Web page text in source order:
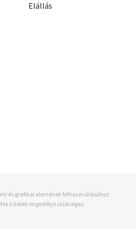
Elállás
és grafikai elemének felhasználásához
írásbeli engedélye szükséges.